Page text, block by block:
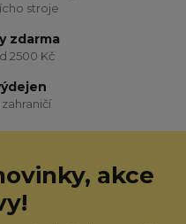
stroje
zdarma
2500 Kč
akce